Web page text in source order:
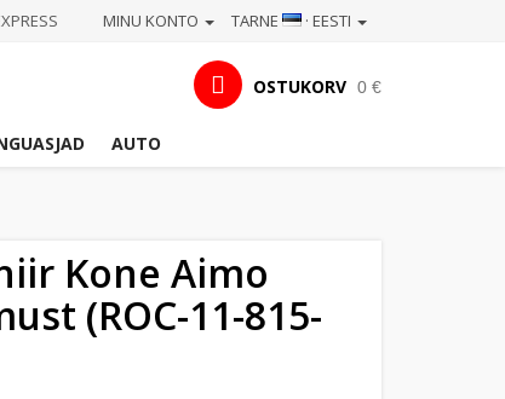
TARNE · EESTI
MINU KONTO
OSTUKORV 0 €
AUTO
Kone Aimo
(ROC-11-815-